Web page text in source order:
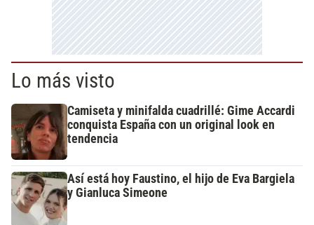
Lo más visto
Camiseta y minifalda cuadrillé: Gime Accardi
conquista España con un original look en
tendencia
Así está hoy Faustino, el hijo de Eva Bargiela
y Gianluca Simeone